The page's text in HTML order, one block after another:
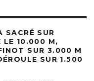
SACRÉ SUR
LE 10.000 M,
SUR 3.000 M
SUR 1.500